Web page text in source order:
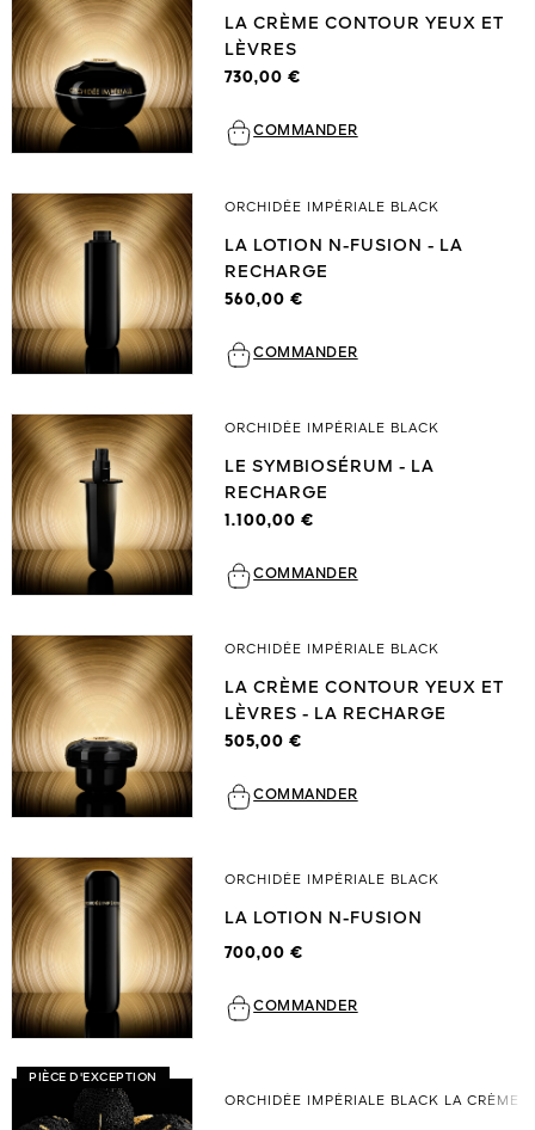
LA CRÈME CONTOUR YEUX ET
LÈVRES
730,00 €
COMMANDER
ORCHIDÉE IMPÉRIALE BLACK
LA LOTION N-FUSION - LA
RECHARGE
560,00 €
COMMANDER
ORCHIDÉE IMPÉRIALE BLACK
LE SYMBIOSÉRUM - LA
RECHARGE
1.100,00 €
COMMANDER
ORCHIDÉE IMPÉRIALE BLACK
LA CRÈME CONTOUR YEUX ET
LÈVRES - LA RECHARGE
505,00 €
COMMANDER
ORCHIDÉE IMPÉRIALE BLACK
LA LOTION N-FUSION
700,00 €
COMMANDER
PIÈCE D'EXCEPTION
ORCHIDÉE IMPÉRIALE BLACK LA CRÈME